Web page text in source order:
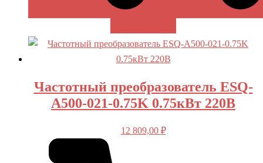
Частотный преобразователь ESQ-
A500-021-0.75K 0.75кВт 220В
12 809,00 ₽